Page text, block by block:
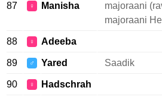
87 ♀ Manisha
majoraani
majoraani
88 ♀ Adeeba
89 ♂ Yared Saadik
90 ♀ Hadschrah